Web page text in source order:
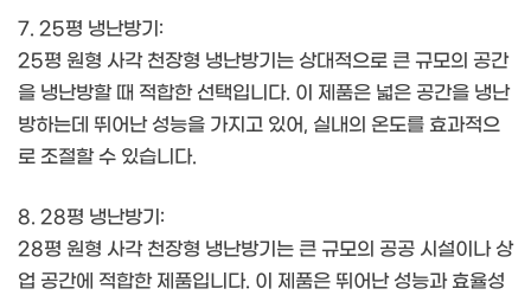
7. 25평 냉난방기:
25평 원형 사각 천장형 냉난방기는 상대적으로 큰 규모의 공간
을 냉난방할 때 적합한 선택입니다. 이 제품은 넓은 공간을 냉난
방하는데 뛰어난 성능을 가지고 있어, 실내의 온도를 효과적으
로 조절할 수 있습니다.
8. 28평 냉난방기:
28평 원형 사각 천장형 냉난방기는 큰 규모의 공공 시설이나 상
업 공간에 적합한 제품입니다. 이 제품은 뛰어난 성능과 효율성